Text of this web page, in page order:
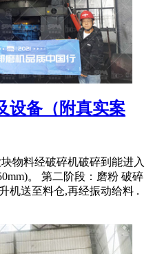
设备（附真实案
物料经破碎机破碎到能进入
。 第二阶段：磨粉 破碎
机送至料仓,再经振动给料 .